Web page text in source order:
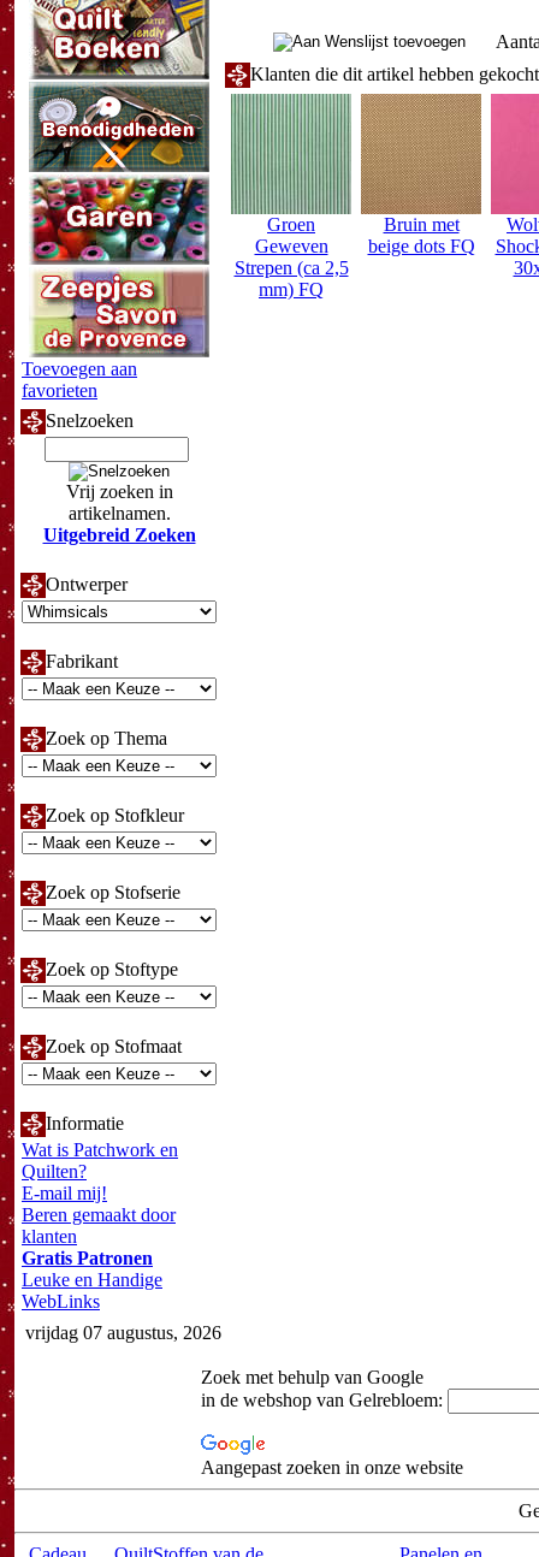
Toevoegen aan
favorieten
Snelzoeken
Vrij zoeken in
artikelnamen.
Uitgebreid Zoeken
Ontwerper
Fabrikant
Zoek op Thema
Zoek op Stofkleur
Zoek op Stofserie
Zoek op Stoftype
Zoek op Stofmaat
Informatie
Wat is Patchwork en
Quilten?
E-mail mij!
Beren gemaakt door
klanten
Gratis Patronen
Leuke en Handige
WebLinks
Klanten die dit artikel hebben
Groen
Geweven
Strepen (ca 2,5
mm) FQ
Bruin met
beige dots FQ
vrijdag 07 augustus, 2026
Zoek met behulp van Google
in de webshop van Gelrebloem:
Aangepast zoeken in onze website